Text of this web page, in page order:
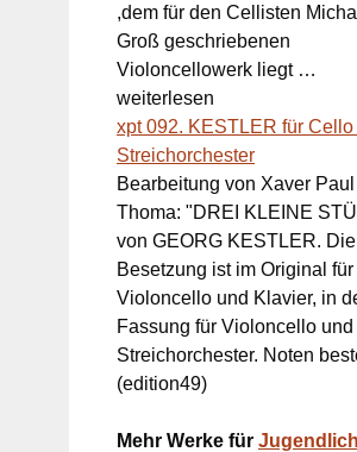
,dem für den Cellisten
Groß geschriebenen
Violoncellowerk liegt …
weiterlesen
xpt 092. KESTLER für Cello
Streichorchester
Bearbeitung von Xaver Paul
Thoma: "DREI KLEINE
von GEORG KESTLER. Die
Besetzung ist im Original für
Violoncello und Klavier, in
Fassung für Violoncello und
Streichorchester. Noten
(edition49)
Mehr Werke für